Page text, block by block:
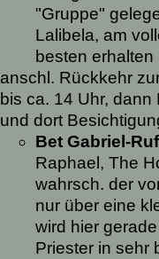
"Gruppe"
Lalibela, am
besten erhalten
anschl. Rückkehr
bis ca. 14 Uhr,
und dort
Bet Gabriel-
Raphael, The
wahrsch. der
nur über eine
wird hier
Priester in sehr